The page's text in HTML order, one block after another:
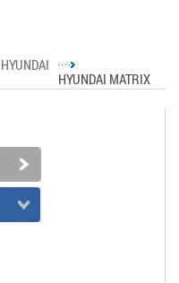
HYUNDAI
HYUNDAI MATRIX